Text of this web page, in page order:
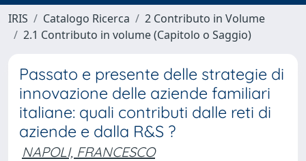
IRIS Catalogo Ricerca
2 Contributo in Volume
2.1 Contributo in volume (Capitolo o Saggio)
Passato e presente delle strategie di
innovazione delle aziende familiari
italiane: quali contributi dalle reti di
aziende e dalla R&S ?
NAPOLI, FRANCESCO